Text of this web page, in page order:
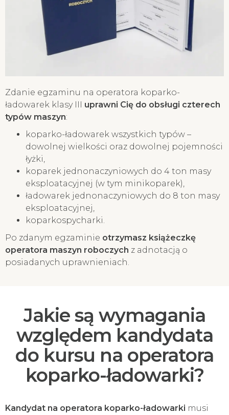
Zdanie egzaminu na operatora koparko-
ładowarek klasy III uprawni Cię do obsługi czterech
typów maszyn:
koparko-ładowarek wszystkich typów –
dowolnej wielkości oraz dowolnej pojemności
łyżki,
koparek jednonaczyniowych do 4 ton masy
eksploatacyjnej (w tym minikoparek),
ładowarek jednonaczyniowych do 8 ton masy
eksploatacyjnej,
koparkospycharki.
Po zdanym egzaminie otrzymasz książeczkę
operatora maszyn roboczych z adnotacją o
posiadanych uprawnieniach.
Jakie są wymagania
względem kandydata
do kursu na operatora
koparko-ładowarki?
Kandydat na operatora koparko-ładowarki musi